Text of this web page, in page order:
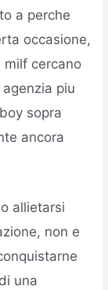
a perche
occasione,
cercano
piu
sopra
ancora
allietarsi
non e
una